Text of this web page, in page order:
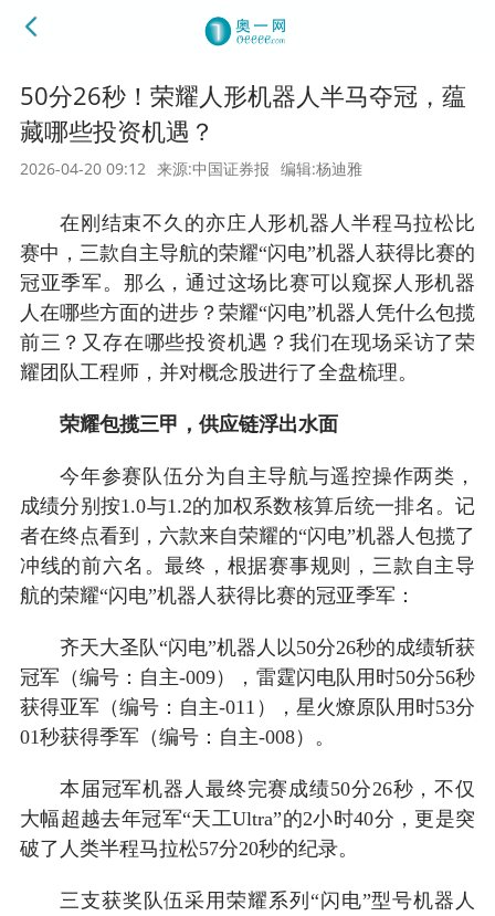
50分26秒！荣耀人形机器人半马夺冠，蕴
藏哪些投资机遇？
2026-04-20 09:12 来源:中国证券报 编辑:杨迪雅
在刚结束不久的亦庄人形机器人半程马拉松比
赛中，三款自主导航的荣耀“闪电”机器人获得比赛的
冠亚季军。那么，通过这场比赛可以窥探人形机器
人在哪些方面的进步？荣耀“闪电”机器人凭什么包揽
前三？又存在哪些投资机遇？我们在现场采访了荣
耀团队工程师，并对概念股进行了全盘梳理。
荣耀包揽三甲，供应链浮出水面
今年参赛队伍分为自主导航与遥控操作两类，
成绩分别按1.0与1.2的加权系数核算后统一排名。记
者在终点看到，六款来自荣耀的“闪电”机器人包揽了
冲线的前六名。最终，根据赛事规则，三款自主导
航的荣耀“闪电”机器人获得比赛的冠亚季军：
齐天大圣队“闪电”机器人以50分26秒的成绩斩获
冠军（编号：自主-009），雷霆闪电队用时50分56秒
获得亚军（编号：自主-011），星火燎原队用时53分
01秒获得季军（编号：自主-008）。
本届冠军机器人最终完赛成绩50分26秒，不仅
大幅超越去年冠军“天工Ultra”的2小时40分，更是突
破了人类半程马拉松57分20秒的纪录。
三支获奖队伍采用荣耀系列“闪电”型号机器人